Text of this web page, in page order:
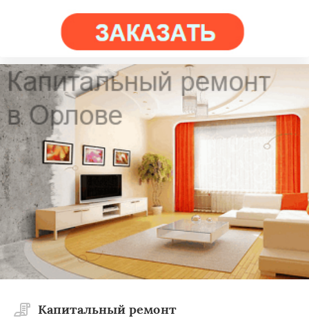
Капитальный ремонт